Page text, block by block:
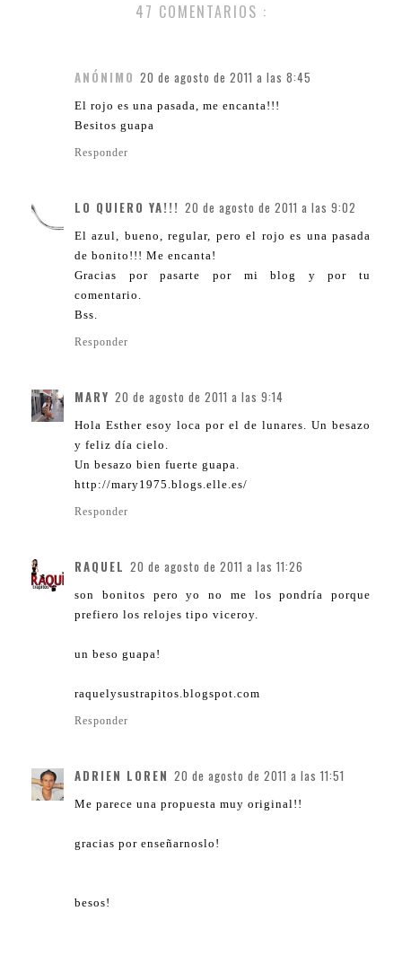
47 COMENTARIOS :
ANÓNIMO 20 de agosto de 2011 a las 8:45
El rojo es una pasada, me encanta!!!
Besitos guapa
Responder
LO QUIERO YA!!! 20 de agosto de 2011 a las 9:02
El azul, bueno, regular, pero el rojo es una pasada
de bonito!!! Me encanta!
Gracias por pasarte por mi blog y por tu
comentario.
Bss.
Responder
MARY 20 de agosto de 2011 a las 9:14
Hola Esther esoy loca por el de lunares. Un besazo
y feliz día cielo.
Un besazo bien fuerte guapa.
http://mary1975.blogs.elle.es/
Responder
RAQUEL 20 de agosto de 2011 a las 11:26
son bonitos pero yo no me los pondría porque
prefiero los relojes tipo viceroy.
un beso guapa!
raquelysustrapitos.blogspot.com
Responder
ADRIEN LOREN 20 de agosto de 2011 a las 11:51
Me parece una propuesta muy original!!
gracias por enseñarnoslo!
besos!